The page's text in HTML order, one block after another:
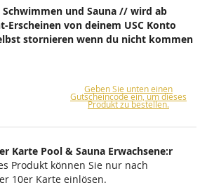
und Sauna // wird ab
Erscheinen von deinem USC Konto
stornieren wenn du nicht kommen
Geben Sie unten einen
Gutscheincode ein, um dieses
Produkt zu bestellen.
Karte Pool & Sauna Erwachsene:r
Produkt können Sie nur nach
10er Karte einlösen.